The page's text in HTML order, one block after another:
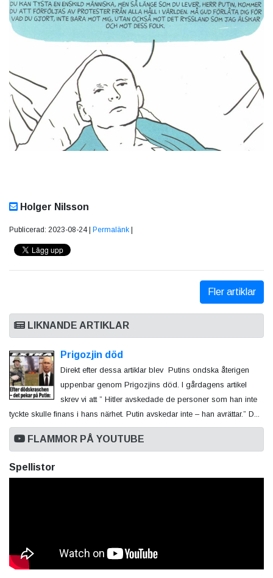
Holger Nilsson
Publicerad: 2023-08-24 | Permalänk
Fler artiklar
LIKNANDE ARTIKLAR
Prigozjin död
Direkt efter dessa artiklar blev Putins ondska återigen
uppenbar genom Prigozjins död. I gårdagens artikel
skrev vi att ” Hitler avskedade de personer som han inte
tyckte skulle finans i hans närhet. Putin avskedar inte – han avrättar.” D...
FLAMMOR PÅ YOUTUBE
Spellistor